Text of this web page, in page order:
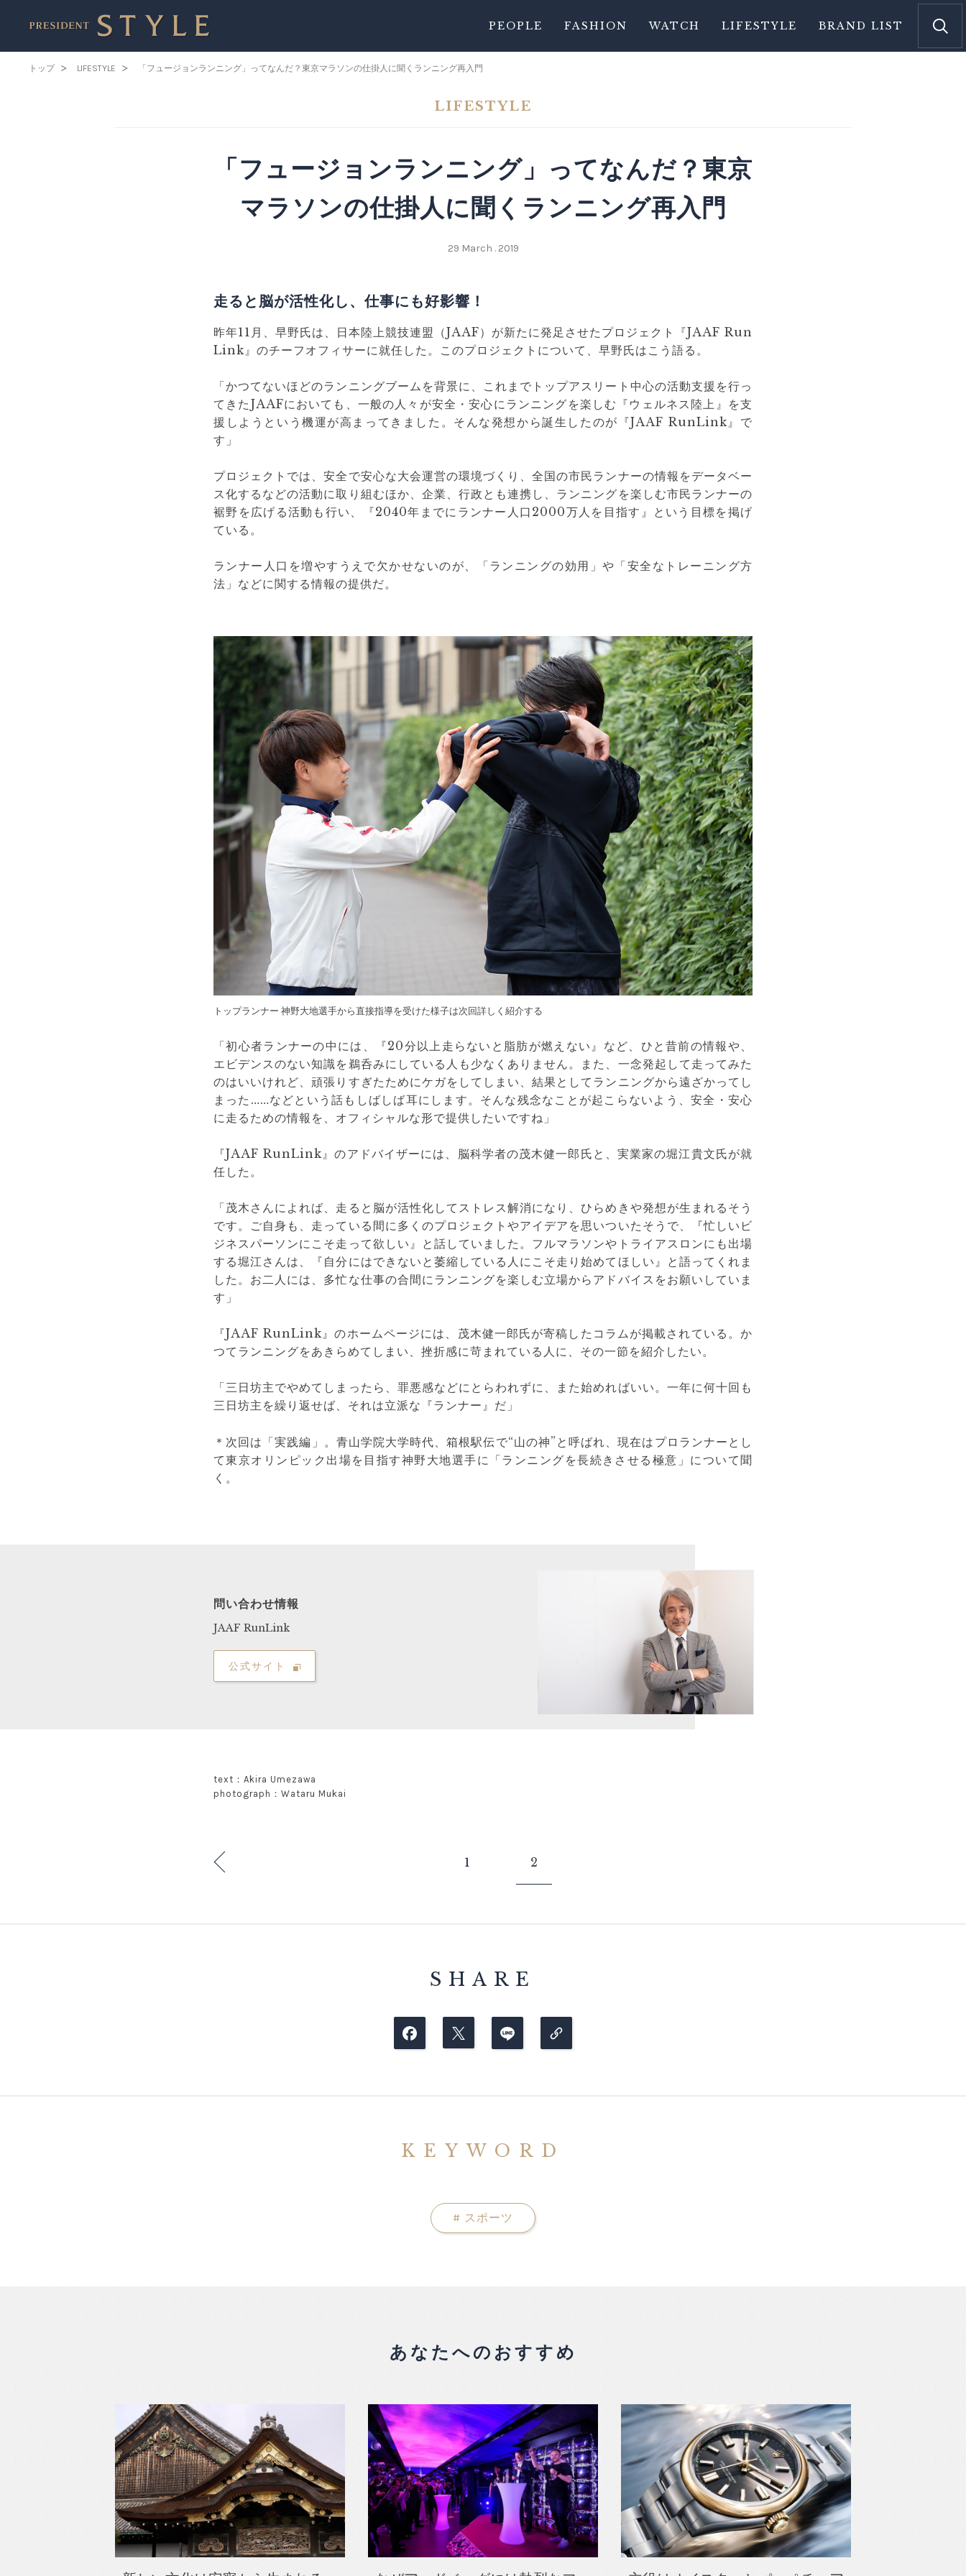
PEOPLE FASHION WATCH LIFESTYLE BRAND LIST
トップ LIFESTYLE 「フュージョンランニング」ってなんだ？東京マラソンの仕掛人に聞くランニング再入門
LIFESTYLE
「フュージョンランニング」ってなんだ？東京
マラソンの仕掛人に聞くランニング再入門
29 March . 2019
走ると脳が活性化し、仕事にも好影響！
昨年11月、早野氏は、日本陸上競技連盟（JAAF）が新たに発足させたプロジェクト『JAAF Run
Link』のチーフオフィサーに就任した。このプロジェクトについて、早野氏はこう語る。
「かつてないほどのランニングブームを背景に、これまでトップアスリート中心の活動支援を行っ
てきたJAAFにおいても、一般の人々が安全・安心にランニングを楽しむ『ウェルネス陸上』を支
援しようという機運が高まってきました。そんな発想から誕生したのが『JAAF RunLink』で
す」
プロジェクトでは、安全で安心な大会運営の環境づくり、全国の市民ランナーの情報をデータベー
ス化するなどの活動に取り組むほか、企業、行政とも連携し、ランニングを楽しむ市民ランナーの
裾野を広げる活動も行い、『2040年までにランナー人口2000万人を目指す』という目標を掲げ
ている。
ランナー人口を増やすうえで欠かせないのが、「ランニングの効用」や「安全なトレーニング方
法」などに関する情報の提供だ。
トップランナー 神野大地選手から直接指導を受けた様子は次回詳しく紹介する
「初心者ランナーの中には、『20分以上走らないと脂肪が燃えない』など、ひと昔前の情報や、
エビデンスのない知識を鵜呑みにしている人も少なくありません。また、一念発起して走ってみた
のはいいけれど、頑張りすぎたためにケガをしてしまい、結果としてランニングから遠ざかってし
まった……などという話もしばしば耳にします。そんな残念なことが起こらないよう、安全・安心
に走るための情報を、オフィシャルな形で提供したいですね」
『JAAF RunLink』のアドバイザーには、脳科学者の茂木健一郎氏と、実業家の堀江貴文氏が就
任した。
「茂木さんによれば、走ると脳が活性化してストレス解消になり、ひらめきや発想が生まれるそう
です。ご自身も、走っている間に多くのプロジェクトやアイデアを思いついたそうで、『忙しいビ
ジネスパーソンにこそ走って欲しい』と話していました。フルマラソンやトライアスロンにも出場
する堀江さんは、『自分にはできないと萎縮している人にこそ走り始めてほしい』と語ってくれま
した。お二人には、多忙な仕事の合間にランニングを楽しむ立場からアドバイスをお願いしていま
す」
『JAAF RunLink』のホームページには、茂木健一郎氏が寄稿したコラムが掲載されている。か
つてランニングをあきらめてしまい、挫折感に苛まれている人に、その一節を紹介したい。
「三日坊主でやめてしまったら、罪悪感などにとらわれずに、また始めればいい。一年に何十回も
三日坊主を繰り返せば、それは立派な『ランナー』だ」
＊次回は「実践編」。青山学院大学時代、箱根駅伝で“山の神”と呼ばれ、現在はプロランナーとし
て東京オリンピック出場を目指す神野大地選手に「ランニングを長続きさせる極意」について聞
く。
問い合わせ情報
JAAF RunLink
公式サイト
text：Akira Umezawa
photograph：Wataru Mukai
1 2
SHARE
KEYWORD
# スポーツ
あなたへのおすすめ